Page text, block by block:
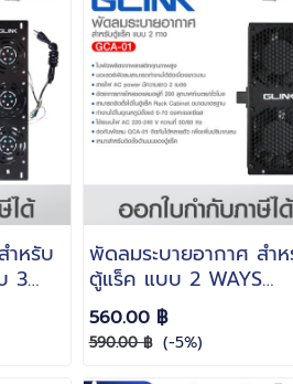
ำหรับ
3
02
พัดลมระบายอากาศ สำ
ตู้แร็ค แบบ 2 WAYS
GLINK รุ่น GCA-01 ระบบ
ไฟ AC 220-240V ความ
50/60 Hz
560.00 ฿
590.00 ฿ (-5%)